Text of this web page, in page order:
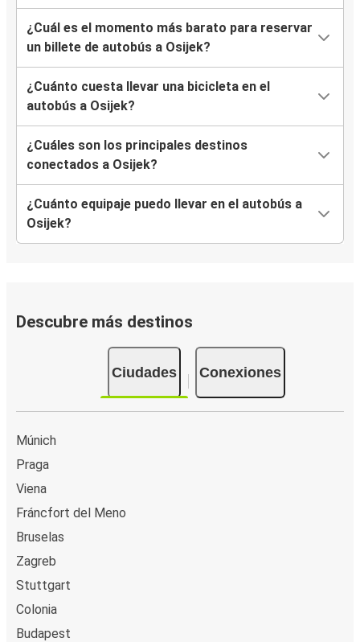
¿Cuál es el momento más barato para reservar
un billete de autobús a Osijek?
¿Cuánto cuesta llevar una bicicleta en el
autobús a Osijek?
¿Cuáles son los principales destinos
conectados a Osijek?
¿Cuánto equipaje puedo llevar en el autobús a
Osijek?
Descubre más destinos
Ciudades Conexiones
Múnich
Praga
Viena
Fráncfort del Meno
Bruselas
Zagreb
Stuttgart
Colonia
Budapest